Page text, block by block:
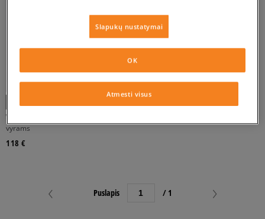
JUODA
VANS SK8-HI MTE-1
vyrams
118 €
Puslapis / 1
Slapukų nustatymai
Atmesti visus
OK